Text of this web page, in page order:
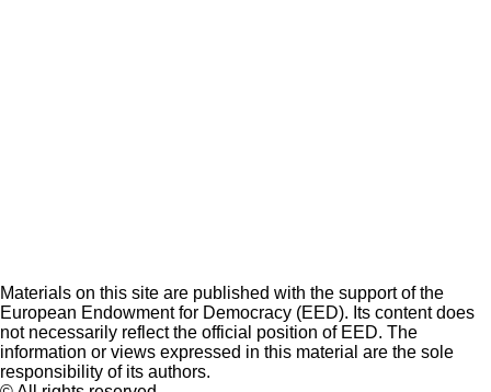
Materials on this site are published with the support of the
European Endowment for Democracy (EED). Its content does
not necessarily reflect the official position of EED. The
information or views expressed in this material are the sole
responsibility of its authors.